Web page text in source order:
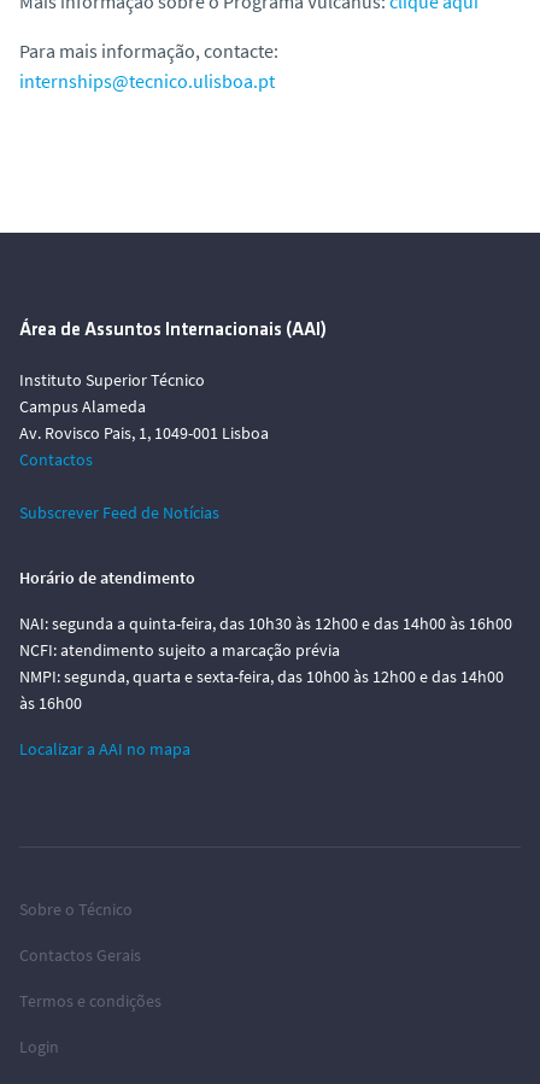
Para mais informação, contacte:
internships@tecnico.ulisboa.pt
Área de Assuntos Internacionais (AAI)
Instituto Superior Técnico
Campus Alameda
Av. Rovisco Pais, 1, 1049-001 Lisboa
Contactos
Subscrever Feed de Notícias
Horário de atendimento
NAI: segunda a quinta-feira, das 10h30 às 12h00 e das 14h00 às 16h00
NCFI: atendimento sujeito a marcação prévia
NMPI: segunda, quarta e sexta-feira, das 10h00 às 12h00 e das 14h00
às 16h00
Localizar a AAI no mapa
Sobre o Técnico
Contactos Gerais
Termos e condições
Login